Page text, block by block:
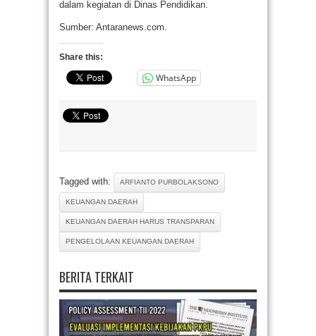
dalam kegiatan di Dinas Pendidikan.
Sumber: Antaranews.com.
Share this:
WhatsApp
Tagged with: ARFIANTO PURBOLAKSONO
KEUANGAN DAERAH
KEUANGAN DAERAH HARUS TRANSPARAN
PENGELOLAAN KEUANGAN DAERAH
BERITA TERKAIT